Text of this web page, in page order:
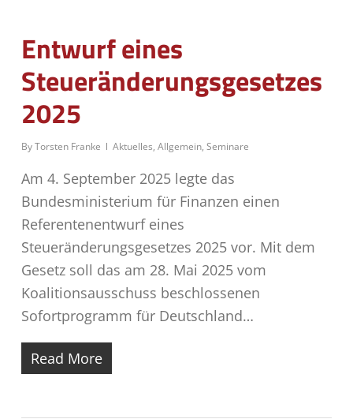
Entwurf eines
Steueränderungsgesetzes
2025
ByTorsten Franke Aktuelles, Allgemein, Seminare
Am 4. September 2025 legte das
Bundesministerium für Finanzen einen
Referentenentwurf eines
Steueränderungsgesetzes 2025 vor. Mit dem
Gesetz soll das am 28. Mai 2025 vom
Koalitionsausschuss beschlossenen
Sofortprogramm für Deutschland…
Read More